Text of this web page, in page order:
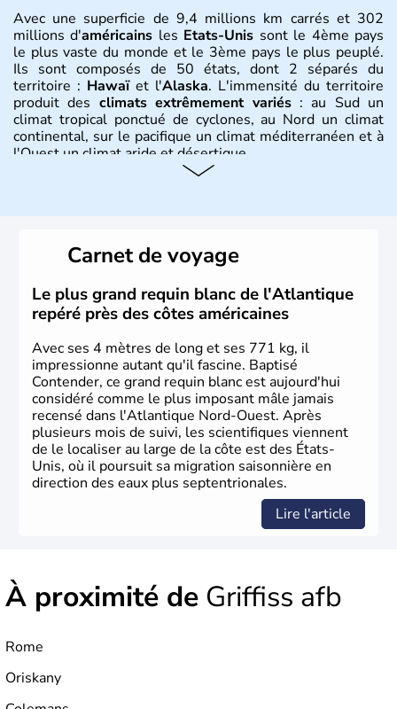
Avec une superficie de 9,4 millions km carrés et 302
millions d'américains les Etats-Unis sont le 4ème pays
le plus vaste du monde et le 3ème pays le plus peuplé.
Ils sont composés de 50 états, dont 2 séparés du
territoire : Hawaïet l'Alaska. L'immensité du territoire
produit des climats extrêmement variés: au Sud un
climat tropical ponctué de cyclones, au Nord un climat
continental, sur le pacifique un climat méditerranéen et à
l'Ouest un climat aride et désertique.
Plusieurs populations se sont succédées avant l'arrivée
des européens, suite à la découverte du continent par
Christophe Colomb en 1492. Les 13 colonies
britanniques proclament la Déclaration d'indépendance
en 1776 et adoptent leur première constitution en 1787.
La conquête de l'Ouest marque ensuite l'entrée dans une
phase de développement intense.
Carnet de voyage
Le plus grand requin blanc de l'Atlantique
repéré près des côtes américaines
Avec ses 4 mètres de long et ses 771 kg, il
impressionne autant qu'il fascine. Baptisé
Contender, ce grand requin blanc est aujourd'hui
considéré comme le plus imposant mâle jamais
recensé dans l'Atlantique Nord-Ouest. Après
plusieurs mois de suivi, les scientifiques viennent
de le localiser au large de la côte est des États-
Unis, où il poursuit sa migration saisonnière en
direction des eaux plus septentrionales.
Lire l'article
À proximité de Griffiss afb
Rome
Oriskany